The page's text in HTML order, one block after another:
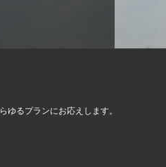
ゆるプランにお応えします。